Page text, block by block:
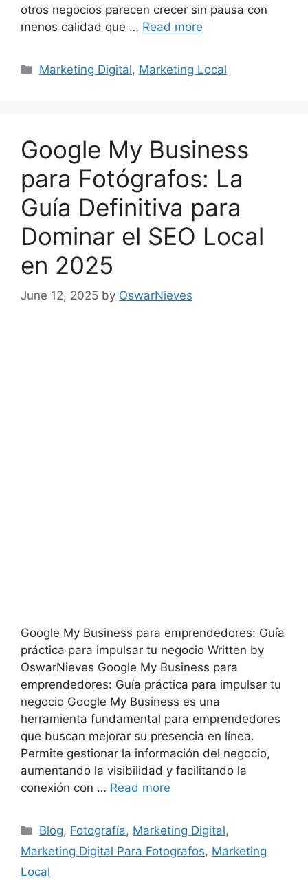
otros negocios parecen crecer sin pausa con
menos calidad que … Read more
Categories
Marketing Digital, Marketing Local
Google My Business
para Fotógrafos: La
Guía Definitiva para
Dominar el SEO Local
en 2025
June 12, 2025 by OswarNieves
Google My Business para emprendedores: Guía
práctica para impulsar tu negocio Written by
OswarNieves Google My Business para
emprendedores: Guía práctica para impulsar tu
negocio Google My Business es una
herramienta fundamental para emprendedores
que buscan mejorar su presencia en línea.
Permite gestionar la información del negocio,
aumentando la visibilidad y facilitando la
conexión con … Read more
Categories
Blog, Fotografía, Marketing Digital,
Marketing Digital Para Fotografos, Marketing
Local